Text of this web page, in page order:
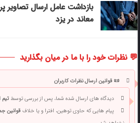
بازداشت عامل ارسال تصاویر
معاند در یزد
💬 نظرات خود را با ما در میان بگذارید
📜 قوانین ارسال نظرات کاربران
دیدگاه های ارسال شده شما، پس از بررسی توسطتیم
پیام هایی که حاوی توهین، افترا و یا خلافقوانین